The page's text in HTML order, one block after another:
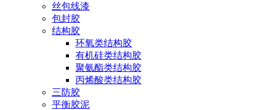
丝包线漆
包封胶
结构胶
环氧类结构胶
有机硅类结构胶
聚氨酯类结构胶
丙烯酸类结构胶
三防胶
平衡胶泥